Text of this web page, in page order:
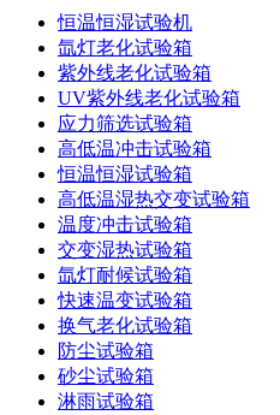
恒温恒湿试验机
氙灯老化试验箱
紫外线老化试验箱
UV紫外线老化试验箱
应力筛选试验箱
高低温冲击试验箱
恒温恒湿试验箱
高低温湿热交变试验箱
温度冲击试验箱
交变湿热试验箱
氙灯耐候试验箱
快速温变试验箱
换气老化试验箱
防尘试验箱
砂尘试验箱
淋雨试验箱